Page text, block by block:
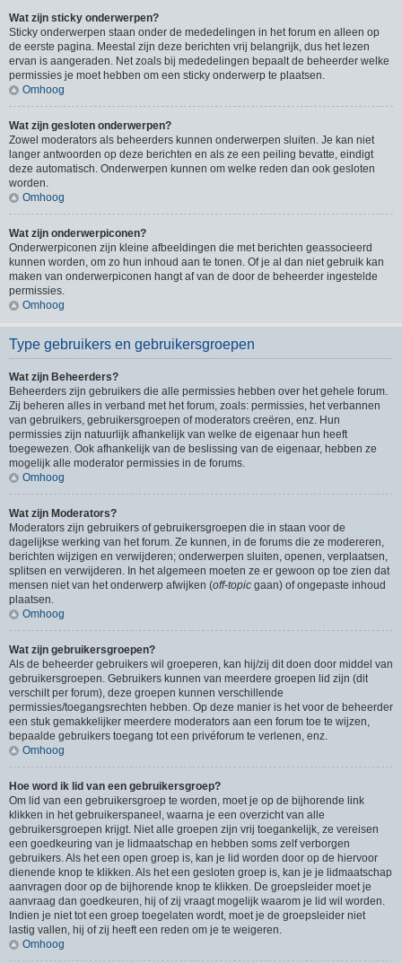
Wat zijn sticky onderwerpen?
Sticky onderwerpen staan onder de mededelingen in het forum en alleen op
de eerste pagina. Meestal zijn deze berichten vrij belangrijk, dus het lezen
ervan is aangeraden. Net zoals bij mededelingen bepaalt de beheerder welke
permissies je moet hebben om een sticky onderwerp te plaatsen.
Omhoog
Wat zijn gesloten onderwerpen?
Zowel moderators als beheerders kunnen onderwerpen sluiten. Je kan niet
langer antwoorden op deze berichten en als ze een peiling bevatte, eindigt
deze automatisch. Onderwerpen kunnen om welke reden dan ook gesloten
worden.
Omhoog
Wat zijn onderwerpiconen?
Onderwerpiconen zijn kleine afbeeldingen die met berichten geassocieerd
kunnen worden, om zo hun inhoud aan te tonen. Of je al dan niet gebruik kan
maken van onderwerpiconen hangt af van de door de beheerder ingestelde
permissies.
Omhoog
Type gebruikers en gebruikersgroepen
Wat zijn Beheerders?
Beheerders zijn gebruikers die alle permissies hebben over het gehele forum.
Zij beheren alles in verband met het forum, zoals: permissies, het verbannen
van gebruikers, gebruikersgroepen of moderators creëren, enz. Hun
permissies zijn natuurlijk afhankelijk van welke de eigenaar hun heeft
toegewezen. Ook afhankelijk van de beslissing van de eigenaar, hebben ze
mogelijk alle moderator permissies in de forums.
Omhoog
Wat zijn Moderators?
Moderators zijn gebruikers of gebruikersgroepen die in staan voor de
dagelijkse werking van het forum. Ze kunnen, in de forums die ze modereren,
berichten wijzigen en verwijderen; onderwerpen sluiten, openen, verplaatsen,
splitsen en verwijderen. In het algemeen moeten ze er gewoon op toe zien dat
mensen niet van het onderwerp afwijken (off-topic gaan) of ongepaste inhoud
plaatsen.
Omhoog
Wat zijn gebruikersgroepen?
Als de beheerder gebruikers wil groeperen, kan hij/zij dit doen door middel van
gebruikersgroepen. Gebruikers kunnen van meerdere groepen lid zijn (dit
verschilt per forum), deze groepen kunnen verschillende
permissies/toegangsrechten hebben. Op deze manier is het voor de beheerder
een stuk gemakkelijker meerdere moderators aan een forum toe te wijzen,
bepaalde gebruikers toegang tot een privéforum te verlenen, enz.
Omhoog
Hoe word ik lid van een gebruikersgroep?
Om lid van een gebruikersgroep te worden, moet je op de bijhorende link
klikken in het gebruikerspaneel, waarna je een overzicht van alle
gebruikersgroepen krijgt. Niet alle groepen zijn vrij toegankelijk, ze vereisen
een goedkeuring van je lidmaatschap en hebben soms zelf verborgen
gebruikers. Als het een open groep is, kan je lid worden door op de hiervoor
dienende knop te klikken. Als het een gesloten groep is, kan je je lidmaatschap
aanvragen door op de bijhorende knop te klikken. De groepsleider moet je
aanvraag dan goedkeuren, hij of zij vraagt mogelijk waarom je lid wil worden.
Indien je niet tot een groep toegelaten wordt, moet je de groepsleider niet
lastig vallen, hij of zij heeft een reden om je te weigeren.
Omhoog